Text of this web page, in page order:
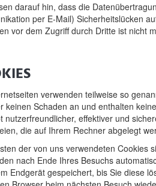
darauf hin, dass die
per E-Mail) Sicherheitslücken
vor dem Zugriff durch Dritte ist nicht
verwenden teilweise so
keinen Schaden an und enthalten
nutzerfreundlicher, effektiver und
die auf Ihrem Rechner abgelegt
der von uns verwendeten Cookies
nach Ende Ihres Besuchs
Endgerät gespeichert, bis Sie diese